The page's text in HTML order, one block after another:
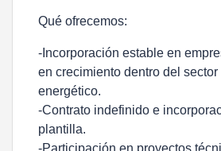
Qué ofrecemos:
-Incorporación estable en
en crecimiento dentro del
energético.
-Contrato indefinido e
plantilla.
-Participación en proyectos